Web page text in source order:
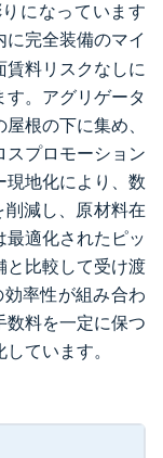
になっています
完全装備のマイ
賃料リスクなしに
。アグリゲータ
根の下に集め、
スプロモーション
現地化により、数
削減し、原材料在
適化されたピッ
と比較して受け渡
率性が組み合わ
数料を一定に保つ
ています。